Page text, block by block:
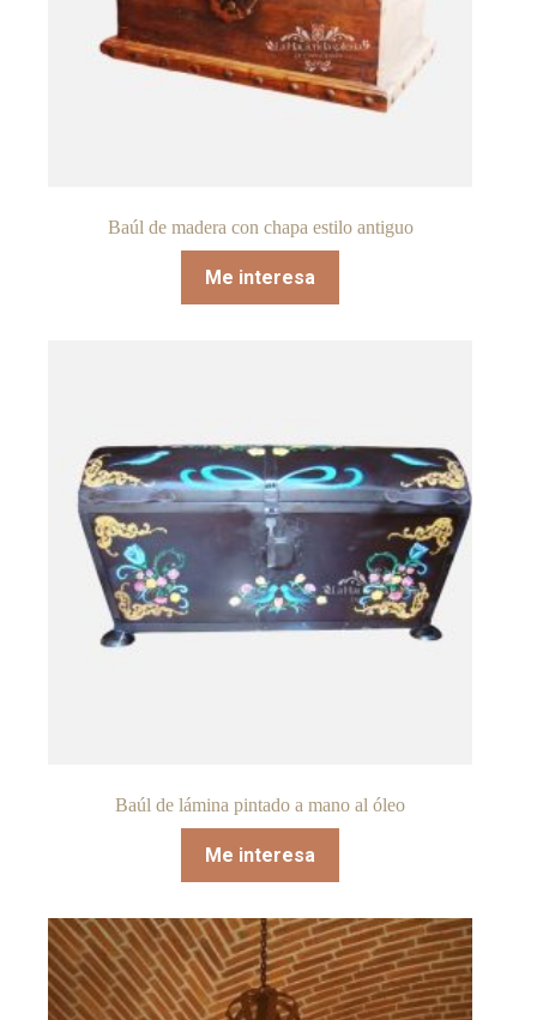
Baúl de madera con chapa estilo antiguo
Me interesa
Baúl de lámina pintado a mano al óleo
Me interesa